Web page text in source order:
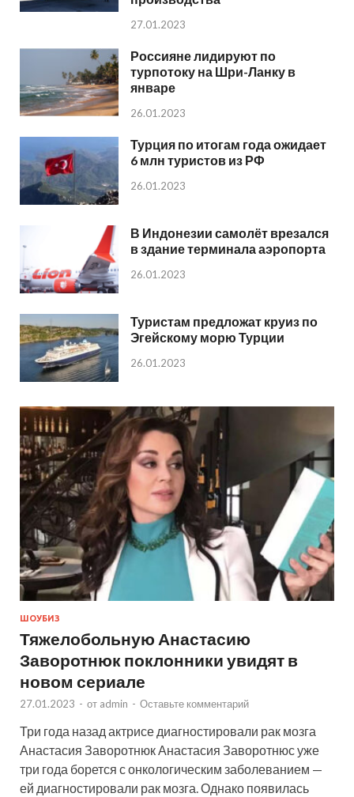
27.01.2023
Россияне лидируют по
турпотоку на Шри-Ланку в
январе
26.01.2023
Турция по итогам года ожидает
6 млн туристов из РФ
26.01.2023
В Индонезии самолёт врезался
в здание терминала аэропорта
26.01.2023
Туристам предложат круиз по
Эгейскому морю Турции
26.01.2023
ШОУБИЗ
Тяжелобольную Анастасию
Заворотнюк поклонники увидят в
новом сериале
27.01.2023 - от admin - Оставьте комментарий
Три года назад актрисе диагностировали рак мозга
Анастасия Заворотнюк Анастасия Заворотнюс уже
три года борется с онкологическим заболеванием —
ей диагностировали рак мозга. Однако появилась